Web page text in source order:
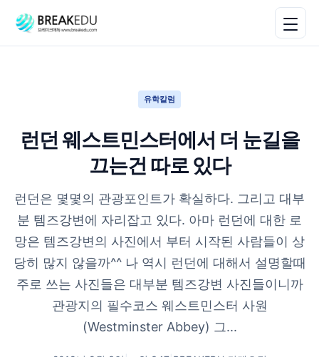
유학칼럼
런던 웨스트민스터에서 더 눈길을
끄는건 따로 있다
런던은 몇몇의 관광포인트가 확실하다. 그리고 대부
분 템즈강변에 자리잡고 있다. 아마 런던에 대한 로
망은 템즈강변의 사진에서 부터 시작된 사람들이 상
당히 많지 않을까^^ 나 역시 런던에 대해서 설명할때
주로 쓰는 사진들은 대부분 템즈강변 사진들이니까
관광지의 필수코스 웨스트민스터 사원
(Westminster Abbey) 그...